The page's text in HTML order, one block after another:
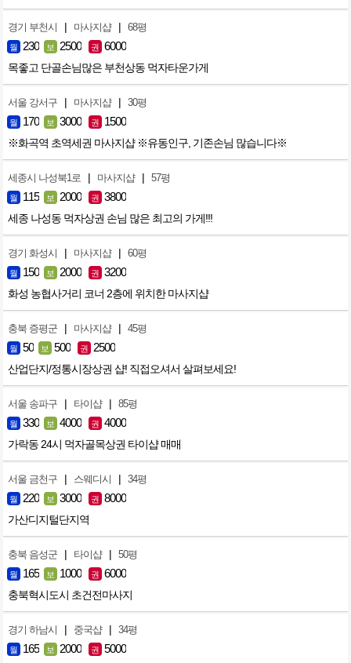
경기 부천시 | 마사지샵 | 68평
월 230 보 2500 권 6000
목좋고 단골손님많은 부천상동 먹자타운가게
서울 강서구 | 마사지샵 | 30평
월 170 보 3000 권 1500
※화곡역 초역세권 마사지샵 ※유동인구, 기존손님 많습니다※
세종시 나성북1로 | 마사지샵 | 57평
월 115 보 2000 권 3800
세종 나성동 먹자상권 손님 많은 최고의 가게!!!
경기 화성시 | 마사지샵 | 60평
월 150 보 2000 권 3200
화성 농협사거리 코너 2층에 위치한 마사지샵
충북 증평군 | 마사지샵 | 45평
월 50 보 500 권 2500
산업단지/정통시장상권 샵! 직접오셔서 살펴보세요!
서울 송파구 | 타이샵 | 85평
월 330 보 4000 권 4000
가락동 24시 먹자골목상권 타이샵 매매
서울 금천구 | 스웨디시 | 34평
월 220 보 3000 권 8000
가산디지털단지역
충북 음성군 | 타이샵 | 50평
월 165 보 1000 권 6000
충북혁시도시 초건전마사지
경기 하남시 | 중국샵 | 34평
월 165 보 2000 권 5000